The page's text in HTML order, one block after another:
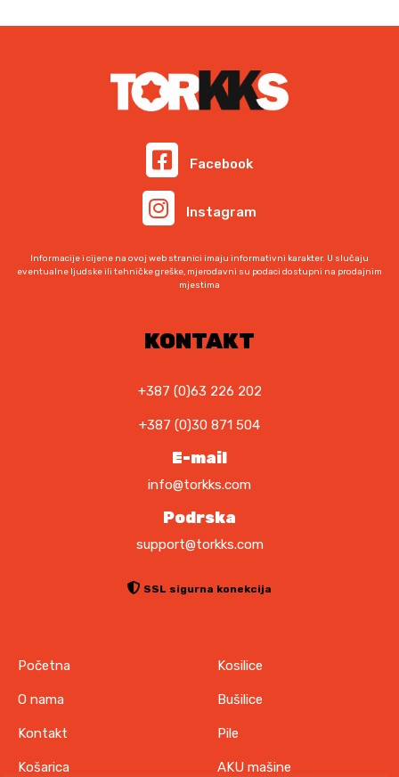
Facebook
Instagram
Informacije i cijene na ovoj web stranici imaju informativni karakter. U slučaju
eventualne ljudske ili tehničke greške, mjerodavni su podaci dostupni na prodajnim
mjestima
KONTAKT
+387 (0)63 226 202
+387 (0)30 871 504
E-mail
info@torkks.com
Podrska
support@torkks.com
SSL sigurna konekcija
Početna
O nama
Kontakt
Košarica
Kosilice
Bušilice
Pile
AKU mašine